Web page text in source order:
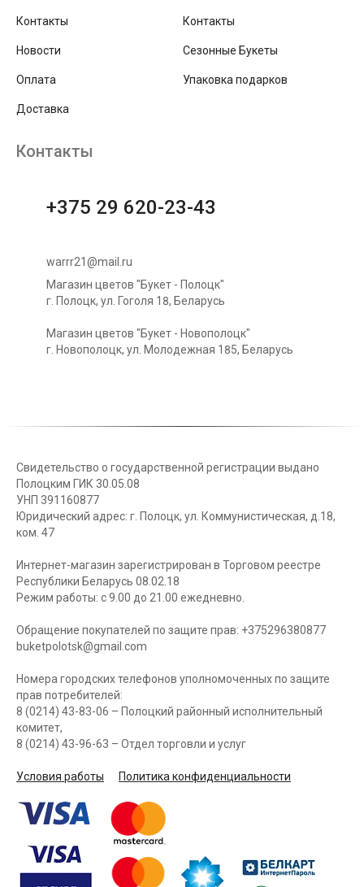
Контакты
Новости
Оплата
Доставка
Контакты
Сезонные Букеты
Упаковка подарков
Контакты
+375 29 620-23-43
warrr21@mail.ru
Магазин цветов "Букет - Полоцк"
г. Полоцк, ул. Гоголя 18, Беларусь
Магазин цветов "Букет - Новополоцк"
г. Новополоцк, ул. Молодежная 185, Беларусь
Свидетельство о государственной регистрации выдано
Полоцким ГИК 30.05.08
УНП 391160877
Юридический адрес: г. Полоцк, ул. Коммунистическая, д.18,
ком. 47
Интернет-магазин зарегистрирован в Торговом реестре
Республики Беларусь 08.02.18
Режим работы: с 9.00 до 21.00 ежедневно.
Обращение покупателей по защите прав: +375296380877
buketpolotsk@gmail.com
Номера городских телефонов уполномоченных по защите
прав потребителей:
8 (0214) 43-83-06 – Полоцкий районный исполнительный
комитет,
8 (0214) 43-96-63 – Отдел торговли и услуг
Условия работы Политика конфиденциальности